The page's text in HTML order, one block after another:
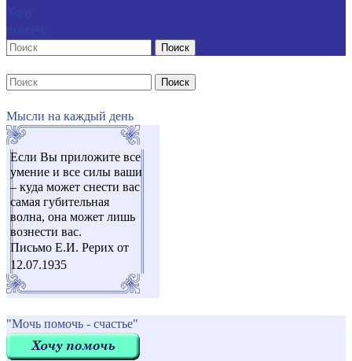
Поиск
Поиск
Мысли на каждый день
Если Вы приложите все
умение и все силы ваши
– куда может снести вас
самая губительная
волна, она может лишь
вознести вас.
Письмо Е.И. Рерих от
12.07.1935
"Мочь помочь - счастье"